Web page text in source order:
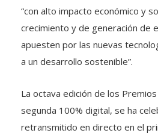
“con alto impacto económico y
crecimiento y de generación de
apuesten por las nuevas
a un desarrollo sostenible”.
La octava edición de los
segunda 100% digital, se ha
retransmitido en directo en el